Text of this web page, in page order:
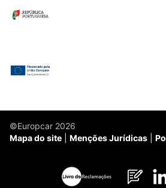
©Europcar 2026
Mapa do site
Menções Jurídicas